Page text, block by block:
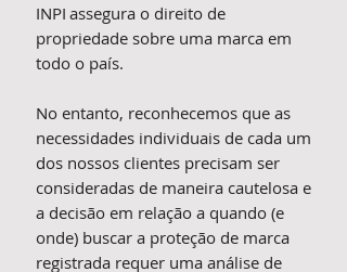
INPI assegura o direito de
propriedade sobre uma marca em
todo o país.
No entanto, reconhecemos que as
necessidades individuais de cada um
dos nossos clientes precisam ser
consideradas de maneira cautelosa e
a decisão em relação a quando (e
onde) buscar a proteção de marca
registrada requer uma análise de